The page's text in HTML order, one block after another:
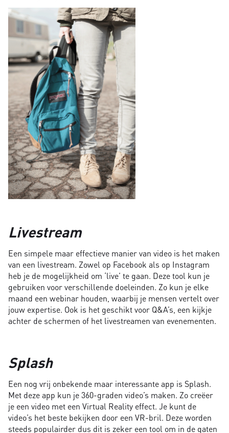
Livestream
Een simpele maar effectieve manier van video is het maken
van een livestream. Zowel op Facebook als op Instagram
heb je de mogelijkheid om ‘live’ te gaan. Deze tool kun je
gebruiken voor verschillende doeleinden. Zo kun je elke
maand een webinar houden, waarbij je mensen vertelt over
jouw expertise. Ook is het geschikt voor Q&A’s, een kijkje
achter de schermen of het livestreamen van evenementen.
Splash
Een nog vrij onbekende maar interessante app is Splash.
Met deze app kun je 360-graden video’s maken. Zo creëer
je een video met een Virtual Reality effect. Je kunt de
video’s het beste bekijken door een VR-bril. Deze worden
steeds populairder dus dit is zeker een tool om in de gaten